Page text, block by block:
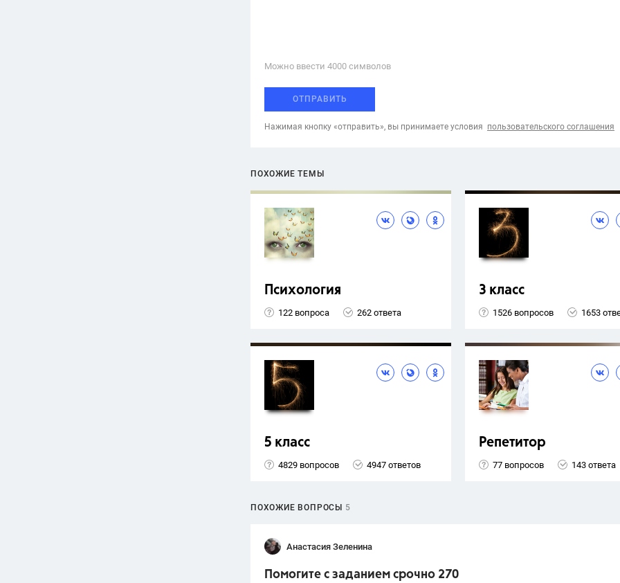
Можно ввести 4000 cимволов
ОТПРАВИТЬ
Нажимая кнопку «отправить», вы принимаете условия пользовательского соглашения
ПОХОЖИЕ ТЕМЫ
Психология
122 вопроса 262 ответа
3 класс
1526 вопросов 1653
5 класс
4829 вопросов 4947 ответов
Репетитор
77 вопросов 143 ответа
ПОХОЖИЕ ВОПРОСЫ 5
Анастасия Зеленина
Помогите с заданием срочно 270